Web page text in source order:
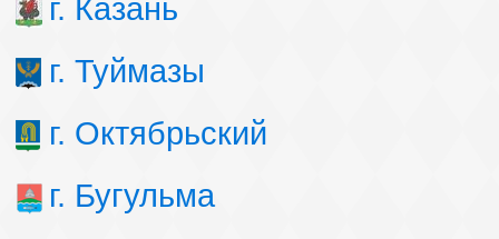
г. Казань
г. Туймазы
г. Октябрьский
г. Бугульма